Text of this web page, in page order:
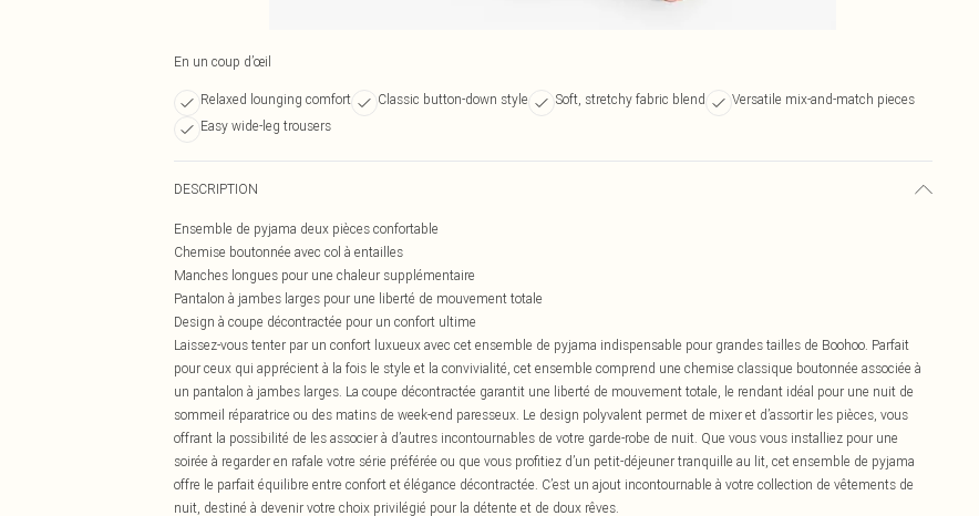
En un coup d’œil
Relaxed lounging comfort Classic button-down style Soft, stretchy fabric blend
Versatile mix-and-match pieces
Easy wide-leg trousers
DESCRIPTION
Ensemble de pyjama deux pièces confortable
Chemise boutonnée avec col à entailles
Manches longues pour une chaleur supplémentaire
Pantalon à jambes larges pour une liberté de mouvement totale
Design à coupe décontractée pour un confort ultime
Laissez-vous tenter par un confort luxueux avec cet ensemble de pyjama indispensable pour grandes tailles de Boohoo. Parfait
pour ceux qui apprécient à la fois le style et la convivialité, cet ensemble comprend une chemise classique boutonnée associée à
un pantalon à jambes larges. La coupe décontractée garantit une liberté de mouvement totale, le rendant idéal pour une nuit de
sommeil réparatrice ou des matins de week-end paresseux. Le design polyvalent permet de mixer et d’assortir les pièces, vous
offrant la possibilité de les associer à d’autres incontournables de votre garde-robe de nuit. Que vous vous installiez pour une
soirée à regarder en rafale votre série préférée ou que vous profitiez d’un petit-déjeuner tranquille au lit, cet ensemble de pyjama
offre le parfait équilibre entre confort et élégance décontractée. C’est un ajout incontournable à votre collection de vêtements de
nuit, destiné à devenir votre choix privilégié pour la détente et de doux rêves.